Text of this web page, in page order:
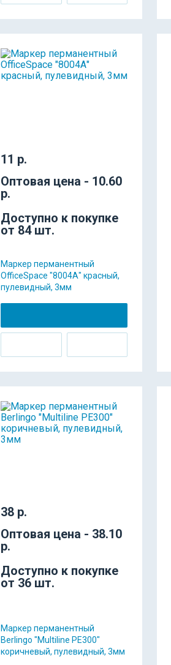
11 р.
Оптовая цена - 10.60
р.
Доступно к покупке
от 84 шт.
Маркер перманентный
OfficeSpace "8004А" красный,
пулевидный, 3мм
38 р.
Оптовая цена - 38.10
р.
Доступно к покупке
от 36 шт.
Маркер перманентный
Berlingo "Multiline PE300"
коричневый, пулевидный, 3мм